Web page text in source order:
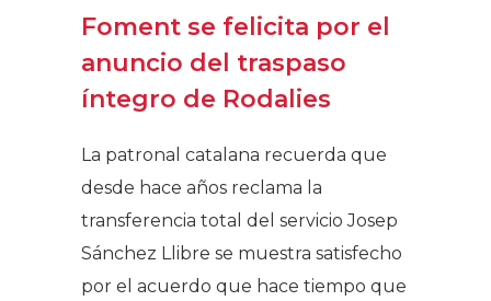
Foment se felicita por el
anuncio del traspaso
íntegro de Rodalies
La patronal catalana recuerda que
desde hace años reclama la
transferencia total del servicio Josep
Sánchez Llibre se muestra satisfecho
por el acuerdo que hace tiempo que